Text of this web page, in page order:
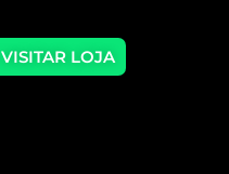
VISITAR LOJA